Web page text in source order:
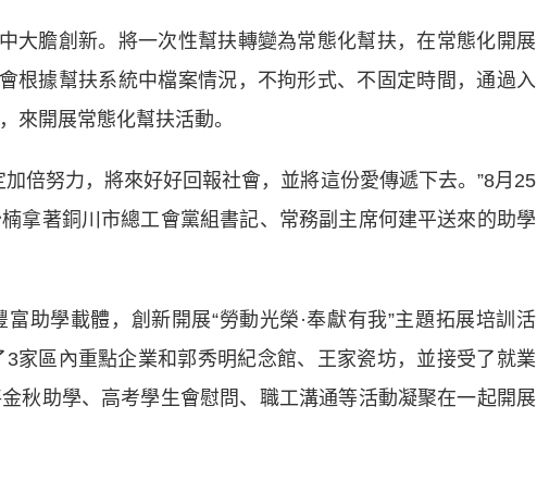
膽創新。將一次性幫扶轉變為常態化幫扶，在常態化開展
根據幫扶系統中檔案情況，不拘形式、不固定時間，通過入
來開展常態化幫扶活動。
努力，將來好好回報社會，並將這份愛傳遞下去。”8月25
拿著銅川市總工會黨組書記、常務副主席何建平送來的助學
學載體，創新開展“勞動光榮·奉獻有我”主題拓展培訓活
家區內重點企業和郭秀明紀念館、王家瓷坊，並接受了就業
秋助學、高考學生會慰問、職工溝通等活動凝聚在一起開展